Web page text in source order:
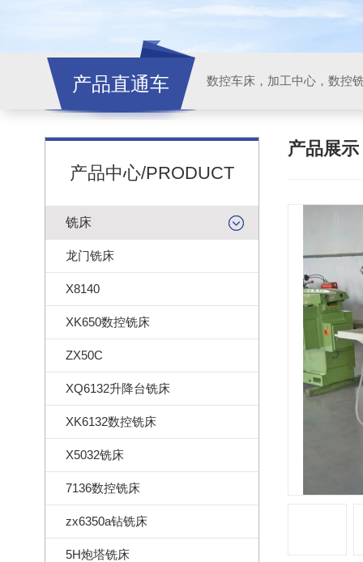
产品直通车
产品中心/PRODUCT
铣床
龙门铣床
X8140
XK650数控铣床
ZX50C
XQ6132升降台铣床
XK6132数控铣床
X5032铣床
7136数控铣床
zx6350a钻铣床
5H炮塔铣床
产品展示